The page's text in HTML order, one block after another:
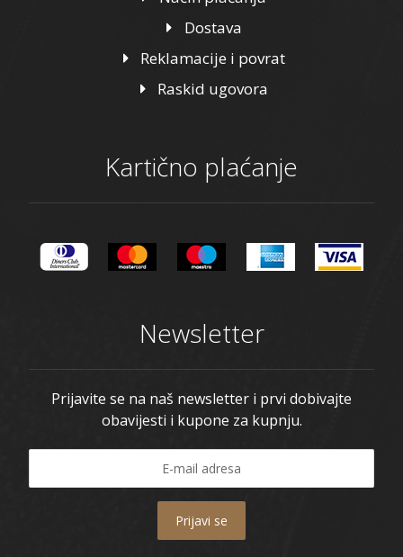
Dostava
Reklamacije i povrat
Raskid ugovora
Kartično plaćanje
Newsletter
Prijavite se na naš newsletter i prvi dobivajte
obavijesti i kupone za kupnju.
Prijavi se